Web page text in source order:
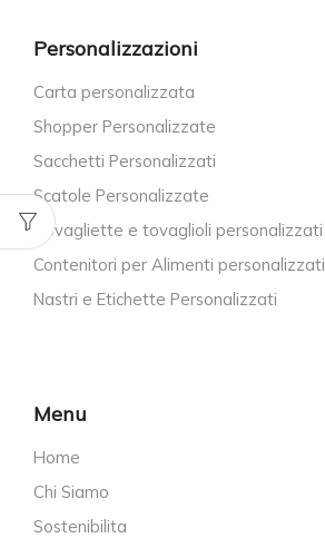
Personalizzazioni
Carta personalizzata
Shopper Personalizzate
Sacchetti Personalizzati
Scatole Personalizzate
Tovagliette e tovaglioli personalizzati
Contenitori per Alimenti personalizzati
Nastri e Etichette Personalizzati
Menu
Home
Chi Siamo
Sostenibilita